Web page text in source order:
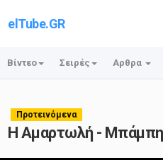
elTube.GR
Βίντεο Σειρές Αρθρα
Προτεινόμενα
Η Αμαρτωλή -